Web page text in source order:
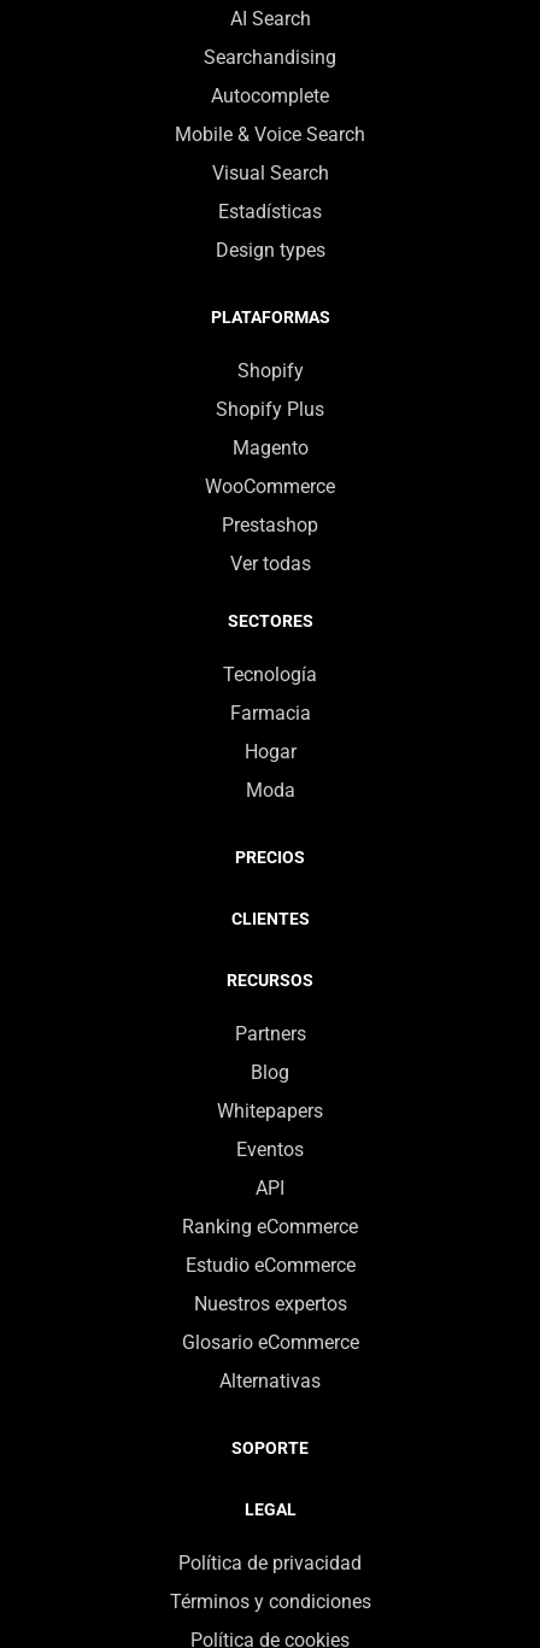
AI Search
Searchandising
Autocomplete
Mobile & Voice Search
Visual Search
Estadísticas
Design types
PLATAFORMAS
Shopify
Shopify Plus
Magento
WooCommerce
Prestashop
Ver todas
SECTORES
Tecnología
Farmacia
Hogar
Moda
PRECIOS
CLIENTES
RECURSOS
Partners
Blog
Whitepapers
Eventos
API
Ranking eCommerce
Estudio eCommerce
Nuestros expertos
Glosario eCommerce
Alternativas
SOPORTE
LEGAL
Política de privacidad
Términos y condiciones
Política de cookies